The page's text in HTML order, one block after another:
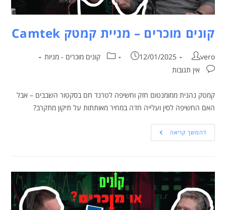
קונים מוכרים – מניית קמטק Camtek
vero
12/01/2025
קונים מוכרים - מניות
אין תגובות
קמטק נהנית ממומנטום חזק וחשיפה לטרנד חם בסקטור השבבים – אבל
האם החשיפה לסין ועלייה חדה במחיר מאותתות על תיקון מתקרב?
להמשך קריאה